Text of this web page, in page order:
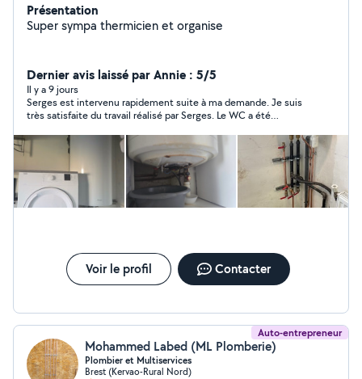
Présentation
Super sympa thermicien et organise
Dernier avis laissé par Annie : 5/5
Il y a 9 jours
Serges est intervenu rapidement suite à ma demande. Je suis
très satisfaite du travail réalisé par Serges. Le WC a été
Serges est très sympathique et efficace. Je le recommande et
ferai de nouveau appel à lui sans hésitation si besoin.
Voir le profil Contacter
Auto-entrepreneur
Mohammed Labed (ML Plomberie)
Plombier et Multiservices
Brest (Kervao-Rural Nord)